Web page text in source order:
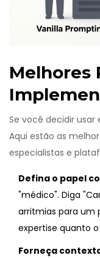
Melhores
Se você decidir usar
Aqui estão as
especialistas e
Defina o papel
"médico". Diga
arritmias para um
expertise quanto
Forneça